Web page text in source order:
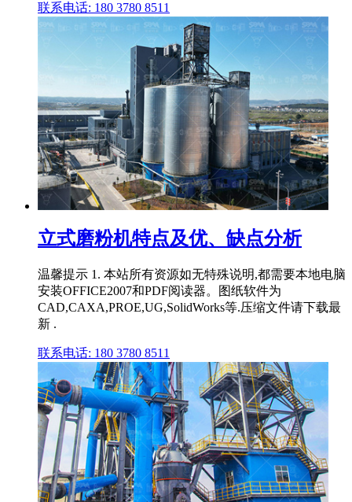
联系电话: 180 3780 8511
立式磨粉机特点及优、缺点分析
温馨提示 1. 本站所有资源如无特殊说明,都需要本地电脑
安装OFFICE2007和PDF阅读器。图纸软件为
CAD,CAXA,PROE,UG,SolidWorks等.压缩文件请下载最
新 .
联系电话: 180 3780 8511